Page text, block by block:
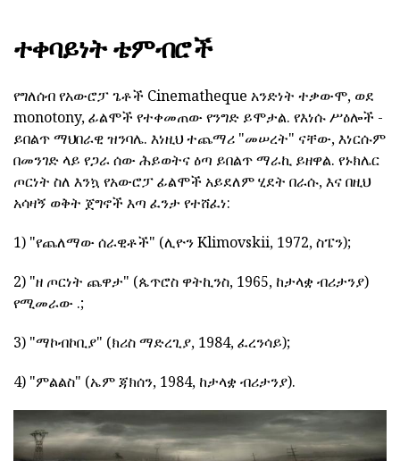
ተቀባይነት ቴምብሮች
የግለሰብ የአውሮፓ ጌቶች Cinematheque አንድነት ተቃውሞ, ወደ
monotony, ፊልሞች የተቀመጠው የንግድ ይሞታል. የእነሱ ሥዕሎች -
ይበልጥ ማህበራዊ ዝንባሌ. እነዚህ ተጨማሪ "መሠረት" ናቸው, እነርሱም
በመንገድ ላይ የጋራ ሰው ሕይወትና ዕጣ ይበልጥ ማራኪ ይዘዋል. የኑክሌር
ጦርነት ስለ እንኳ የአውሮፓ ፊልሞች አይደለም ሂደት በራሱ, እና በዚህ
አሳዛኝ ወቅት ጀግኖች እጣ ፈንታ የተሸፈነ:
1) "የጨለማው ሰራዊቶች" (ሊዮን Klimovskii, 1972, ስፔን);
2) "ዘ ጦርነት ጨዋታ" (ጴጥሮስ ዋትኪንስ, 1965, ከታላቋ ብሪታንያ)
የሚመራው .;
3) "ማኮብኮቢያ" (ክሪስ ማድረጊያ, 1984, ፈረንሳይ);
4) "ምልልስ" (ኤም ጃክሰን, 1984, ከታላቋ ብሪታንያ).